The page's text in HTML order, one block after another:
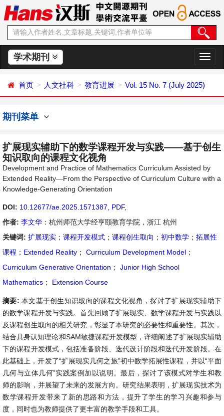
学术期刊
切
换
首页 人文社科 教育进展 Vol. 15 No. 7 (July 2025)
期刊菜单
扩展现实辅助下的数学课程开发与实践——基于创生
知识取向的课程文化视角
Development and Practice of Mathematics Curriculum Assisted by
Extended Reality—From the Perspective of Curriculum Culture with a
Knowledge-Generating Orientation
DOI: 10.12677/ae.2025.1571387 PDF,
作者: 李文华 ：杭州师范大学经亨颐教育学院，浙江 杭州
关键词: 扩展现实 ； 课程开发模式 ； 课程创生取向 ； 初中数学 ； 拓展性
课程 ； Extended Reality ； Curriculum Development Model ；
Curriculum Generative Orientation ；
Junior High School
Mathematics ； Extension Course
摘要: 本文基于创生知识取向的课程文化视角，探讨了扩展现实辅助下
的数学课程开发与实践。首先回顾了扩展现实、数学课程开发与实践以
及课程创生取向的相关研究，彰显了本研究的必要性和重要性。其次，
结合具身认知理论和SAM敏捷课程开发模型，详细阐述了扩展现实辅助
下的课程开发模式，包括准备阶段、迭代设计阶段和迭代开发阶段。在
此基础上，开发了“扩展现实几何之旅”初中数学拓展性课程，并以“平面
几何与立体几何”实践案例加以说明。最后，探讨了该模式对学生和教
师的影响，并展望了未来的发展方向。研究结果表明，扩展现实技术为
数学课程开发带来了新的思路和方法，提升了学生的学习兴趣和参与
度，同时也为教师提供了更丰富的教学手段和工具。